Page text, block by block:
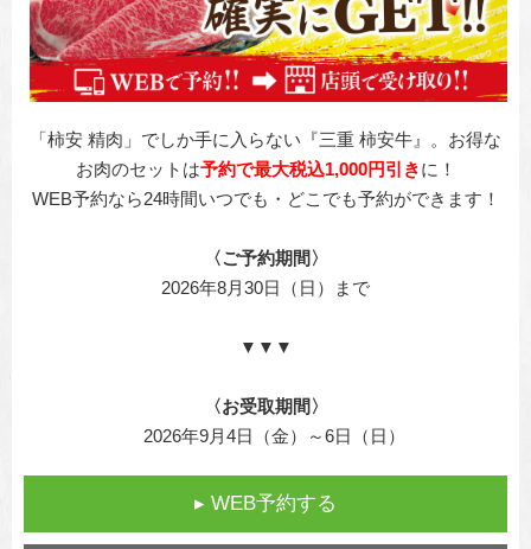
「柿安 精肉」でしか手に入らない『三重 柿安牛』。お得な
お肉のセットは予約で最大税込1,000円引きに！
WEB予約なら24時間いつでも・ どこでも予約ができます！
〈ご予約期間〉
2026年8月30日（日）まで
▼▼▼
〈お受取期間〉
2026年9月4日（金）～6日（日）
▸ WEB予約する